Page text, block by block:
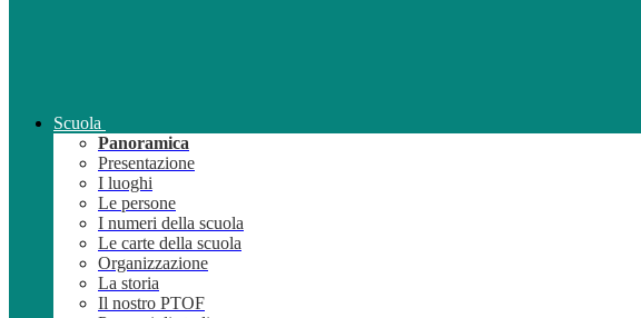
Scuola
Panoramica
Presentazione
I luoghi
Le persone
I numeri della scuola
Le carte della scuola
Organizzazione
La storia
Il nostro PTOF